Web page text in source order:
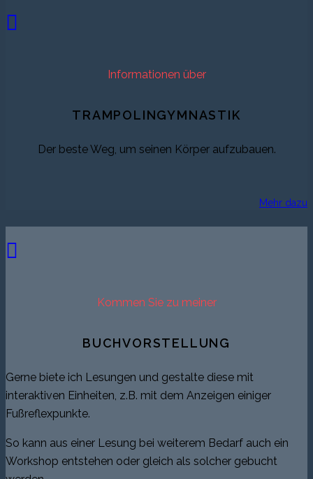
Informationen über
TRAMPOLINGYMNASTIK
Der beste Weg, um seinen Körper aufzubauen.
Mehr dazu
Kommen Sie zu meiner
BUCHVORSTELLUNG
Gerne biete ich Lesungen und gestalte diese mit
interaktiven Einheiten, z.B. mit dem Anzeigen einiger
Fußreflexpunkte.
So kann aus einer Lesung bei weiterem Bedarf auch ein
Workshop entstehen oder gleich als solcher gebucht